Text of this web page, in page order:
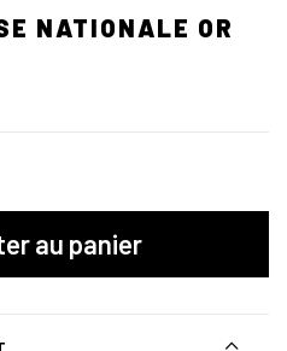
NATIONALE OR
au panier